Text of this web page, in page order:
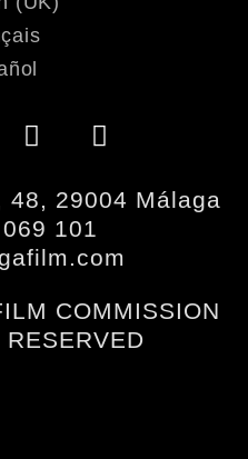
48, 29004 Málaga
101
COMMISSION